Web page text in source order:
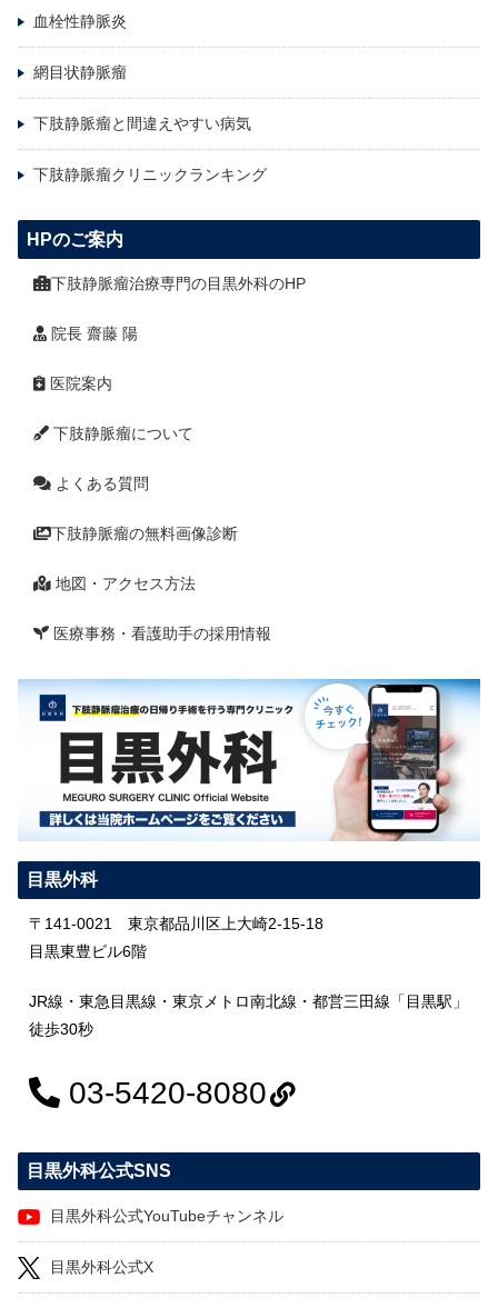
血栓性静脈炎
網目状静脈瘤
下肢静脈瘤と間違えやすい病気
下肢静脈瘤クリニックランキング
HPのご案内
下肢静脈瘤治療専門の目黒外科のHP
院長 齋藤 陽
医院案内
下肢静脈瘤について
よくある質問
下肢静脈瘤の無料画像診断
地図・アクセス方法
医療事務・看護助手の採用情報
目黒外科
〒141-0021 東京都品川区上大崎2-15-18
目黒東豊ビル6階
JR線・東急目黒線・東京メトロ南北線・都営三田線「目黒駅」
徒歩30秒
03-5420-8080
目黒外科公式SNS
目黒外科公式YouTubeチャンネル
目黒外科公式X